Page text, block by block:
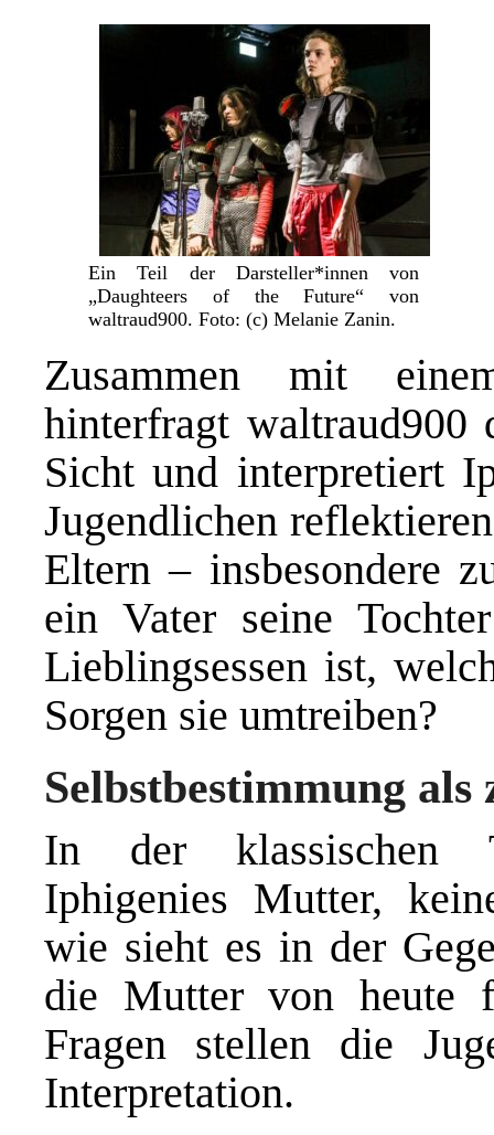
Ein Teil der Darsteller*innen von
„Daughteers of the Future“ von
waltraud900. Foto: (c) Melanie Zanin.
Zusammen mit
hinterfragt waltraud900
Sicht und interpretiert
Jugendlichen
Eltern – insbesondere
ein Vater seine
Lieblingsessen ist,
Sorgen sie umtreiben?
Selbstbestimmung
In der klassischen
Iphigenies Mutter,
wie sieht es in der
die Mutter von heute
Fragen stellen die
Interpretation.